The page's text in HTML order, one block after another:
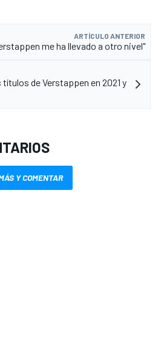
ARTÍCULO ANTERIOR
me ha llevado a otro nivel"
de Verstappen en 2021 y
Y COMENTAR